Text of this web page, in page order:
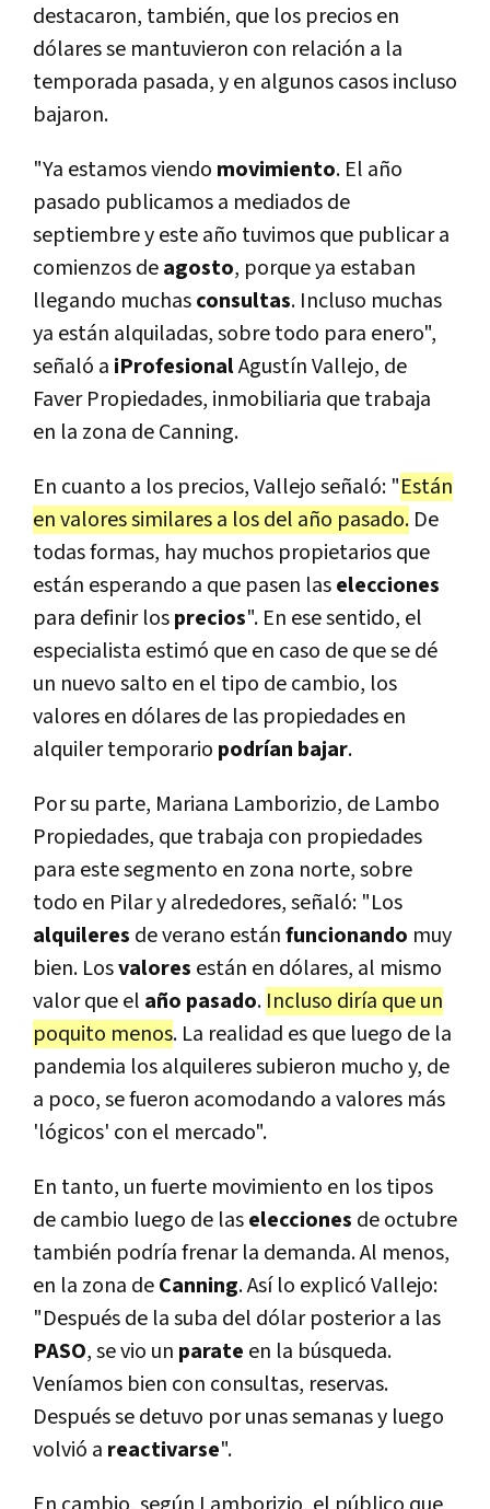
destacaron, también, que los precios en
dólares se mantuvieron con relación a la
temporada pasada, y en algunos casos incluso
bajaron.
"Ya estamos viendo movimiento. El año
pasado publicamos a mediados de
septiembre y este año tuvimos que publicar a
comienzos deagosto, porque ya estaban
llegando muchasconsultas. Incluso muchas
ya están alquiladas, sobre todo para enero",
señaló a iProfesionalAgustín Vallejo, de
Faver Propiedades, inmobiliaria que trabaja
en la zona de Canning.
En cuanto a los precios, Vallejo señaló: "Están
en valores similares a los del año pasado. De
todas formas, hay muchos propietarios que
están esperando a que pasen laselecciones
para definir losprecios". En ese sentido, el
especialista estimó que en caso de que se dé
un nuevo salto en el tipo de cambio, los
valores en dólares de las propiedades en
alquiler temporario podrían bajar.
Por su parte, Mariana Lamborizio, de Lambo
Propiedades, que trabaja con propiedades
para este segmento en zona norte, sobre
todo en Pilar y alrededores, señaló: "Los
alquileres de verano estánfuncionando muy
bien. Losvalores están en dólares, al mismo
valor que el año pasado. Incluso diría que un
poquito menos. La realidad es que luego de la
pandemia los alquileres subieron mucho y, de
a poco, se fueron acomodando a valores más
'lógicos' con el mercado".
En tanto, un fuerte movimiento en los tipos
de cambio luego de laselecciones de octubre
también podría frenar la demanda. Al menos,
en la zona deCanning. Así lo explicó Vallejo:
"Después de la suba del dólar posterior a las
PASO, se vio un parate en la búsqueda.
Veníamos bien con consultas, reservas.
Después se detuvo por unas semanas y luego
volvió a reactivarse".